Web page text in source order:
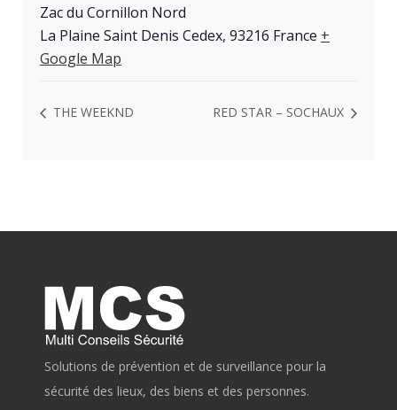
Zac du Cornillon Nord
La Plaine Saint Denis Cedex, 93216 France +
Google Map
THE WEEKND RED STAR – SOCHAUX
Solutions de prévention et de surveillance pour la
sécurité des lieux, des biens et des personnes.